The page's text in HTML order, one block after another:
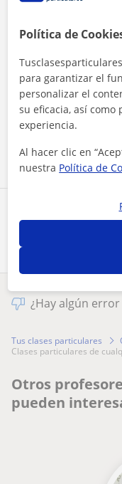
Comparte a
Al hacer clic, aceptas
¿Hay algún
Tus clases particulares
clases particulares de
Otros
pueden
Política de
para garantizar el
personalizar el
su eficacia, así
experiencia.
Al hacer clic en
nuestra Política de